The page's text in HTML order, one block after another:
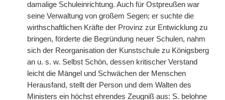
damalige Schuleinrichtung. Auch für Ostpreußen war
seine Verwaltung von großem Segen; er suchte die
wirthschaftlichen Kräfte der Provinz zur Entwicklung zu
bringen, förderte die Begründung neuer Schulen, nahm
sich der Reorganisation der Kunstschule zu Königsberg
an u. s. w. Selbst Schön, dessen kritischer Verstand
leicht die Mängel und Schwächen der Menschen
Herausfand, stellt der Person und dem Walten des
Ministers ein höchst ehrendes Zeugniß aus: S. belohne